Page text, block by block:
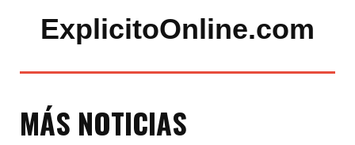
ExplicitoOnline.com
MÁS NOTICIAS